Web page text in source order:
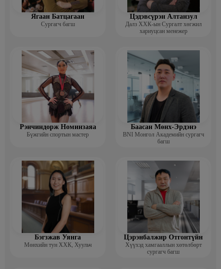
Ягаан Батцагаан
Сургагч багш
Цэдэвсүрэн Алтанзул
Далз ХХК-ын Сургалт хөгжил
хариуцсан менежер
Рэнчиндорж Номинзаяа
Бүжгийн спортын мастер
Баасан Мөнх-Эрдэнэ
BNI Монгол Академийн сургагч
багш
Бэгзжав Уянга
Мөнхийн тун ХХК, Хуульч
Цэрэнбалжир Отгонтүйн
Хүүхэд хамгааллын хөтөлбөрт
сургагч багш